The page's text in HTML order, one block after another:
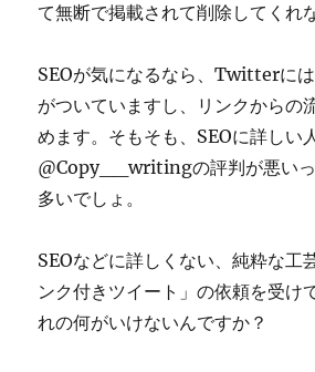
て無断で掲載されて削除してくれ
SEOが気になるなら、Twitterに
がついていますし、リンクからの
めます。そもそも、SEOに詳しい
@Copy__writingの評判が悪いっ
多いでしょ。
SEOなどに詳しくない、純粋な工
ンク付きツイート」の依頼を受け
れの何がいけないんですか？